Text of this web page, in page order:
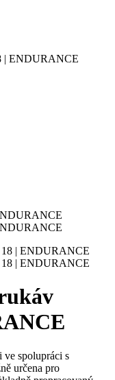
| ENDURANCE
spolupráci s
určena pro